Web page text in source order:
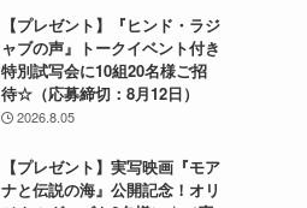
【プレゼント】『ヒンド・ラジ
ャブの声』トークイベント付き
特別試写会に10組20名様ご招
待☆（応募締切：8月12日）
2026.8.05
【プレゼント】実写映画『モア
ナと伝説の海』公開記念！オリ